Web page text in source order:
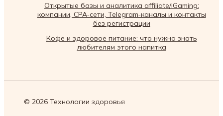
Открытые базы и аналитика affiliate/iGaming:
компании, CPA‑сети, Telegram‑каналы и контакты
без регистрации
Кофе и здоровое питание: что нужно знать
любителям этого напитка
© 2026 Технологии здоровья